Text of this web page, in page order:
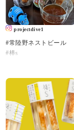
projectdive1
#常陸野ネストビール
#棒s